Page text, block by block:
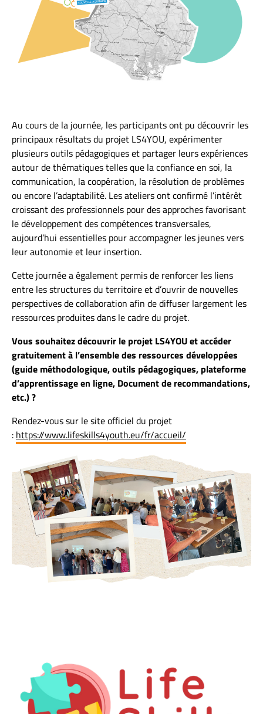
Au cours de la journée, les participants ont pu découvrir les
principaux résultats du projet LS4YOU, expérimenter
plusieurs outils pédagogiques et partager leurs expériences
autour de thématiques telles que la confiance en soi, la
communication, la coopération, la résolution de problèmes
ou encore l’adaptabilité. Les ateliers ont confirmé l’intérêt
croissant des professionnels pour des approches favorisant
le développement des compétences transversales,
aujourd’hui essentielles pour accompagner les jeunes vers
leur autonomie et leur insertion.
Cette journée a également permis de renforcer les liens
entre les structures du territoire et d’ouvrir de nouvelles
perspectives de collaboration afin de diffuser largement les
ressources produites dans le cadre du projet.
Vous souhaitez découvrir le projet LS4YOU et accéder
gratuitement à l’ensemble des ressources développées
(guide méthodologique, outils pédagogiques, plateforme
d’apprentissage en ligne, Document de recommandations,
etc.) ?
Rendez-vous sur le site officiel du projet
: https://www.lifeskills4youth.eu/fr/accueil/